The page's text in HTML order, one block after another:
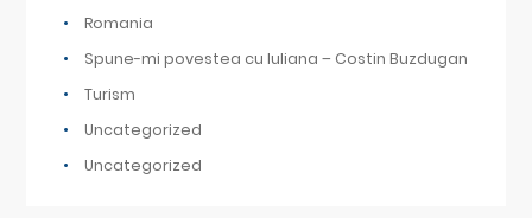
Romania
Spune-mi povestea cu Iuliana – Costin Buzdugan
Turism
Uncategorized
Uncategorized